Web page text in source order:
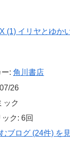
(1) イリヤとゆか
: 角川書店
26
ック
ック : 6回
ブログ (24件) を